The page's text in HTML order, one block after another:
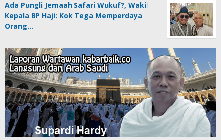
Ada Pungli Jemaah Safari Wukuf?, Wakil
Kepala BP Haji: Kok Tega Memperdaya
Orang…